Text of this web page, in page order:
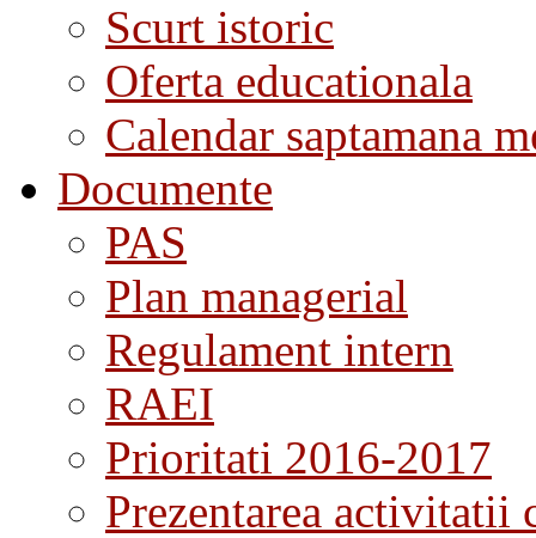
Scurt istoric
Oferta educationala
Calendar saptamana
Documente
PAS
Plan managerial
Regulament intern
RAEI
Prioritati 2016-2017
Prezentarea activitatii